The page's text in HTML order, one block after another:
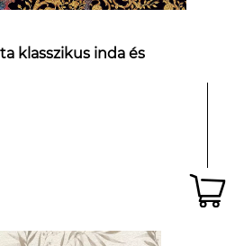
klasszikus inda és